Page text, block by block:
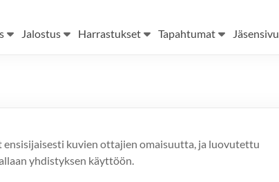
Jalostus Harrastukset Tapahtumat Jäsensivu
kuvien ottajien omaisuutta, ja luovutettu
yhdistyksen käyttöön.